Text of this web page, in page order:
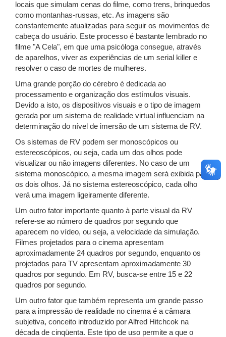
locais que simulam cenas do filme, como trens, brinquedos
como montanhas-russas, etc. As imagens são
constantemente atualizadas para seguir os movimentos de
cabeça do usuário. Este processo é bastante lembrado no
filme "A Cela", em que uma psicóloga consegue, através
de aparelhos, viver as experiências de um serial killer e
resolver o caso de mortes de mulheres.
Uma grande porção do cérebro é dedicada ao
processamento e organização dos estímulos visuais.
Devido a isto, os dispositivos visuais e o tipo de imagem
gerada por um sistema de realidade virtual influenciam na
determinação do nível de imersão de um sistema de RV.
Os sistemas de RV podem ser monoscópicos ou
estereoscópicos, ou seja, cada um dos olhos pode
visualizar ou não imagens diferentes. No caso de um
sistema monoscópico, a mesma imagem será exibida para
os dois olhos. Já no sistema estereoscópico, cada olho
verá uma imagem ligeiramente diferente.
Um outro fator importante quanto à parte visual da RV
refere-se ao número de quadros por segundo que
aparecem no vídeo, ou seja, a velocidade da simulação.
Filmes projetados para o cinema apresentam
aproximadamente 24 quadros por segundo, enquanto os
projetados para TV apresentam aproximadamente 30
quadros por segundo. Em RV, busca-se entre 15 e 22
quadros por segundo.
Um outro fator que também representa um grande passo
para a impressão de realidade no cinema é a câmara
subjetiva, conceito introduzido por Alfred Hitchcok na
década de cinqüenta. Este tipo de uso permite a que o